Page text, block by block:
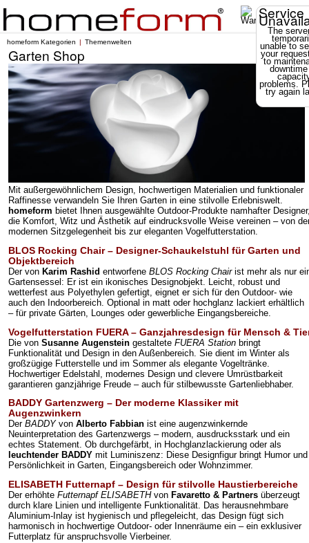
Service
The
unable to
your
to
problems.
try again
homeform Kategorien Themenwelten
Garten Shop
Mit außergewöhnlichem Design, hochwertigen Materialien und funktionaler
Raffinesse verwandeln Sie Ihren Garten in eine stilvolle Erlebniswelt.
homeform bietet Ihnen ausgewählte Outdoor-Produkte namhafter
die Komfort, Witz und Ästhetik auf eindrucksvolle Weise vereinen – von
modernen Sitzgelegenheit bis zur eleganten Vogelfutterstation.
BLOS Rocking Chair – Designer-Schaukelstuhl für Garten und
Objektbereich
Der von Karim Rashid entworfene BLOS Rocking Chairist mehr als nur
Gartensessel: Er ist ein ikonisches Designobjekt. Leicht, robust und
wetterfest aus Polyethylen gefertigt, eignet er sich für den Outdoor- wie
auch den Indoorbereich. Optional in matt oder hochglanz lackiert erhältlich
– für private Gärten, Lounges oder gewerbliche Eingangsbereiche.
Vogelfutterstation FUERA – Ganzjahresdesign für Mensch &
Die von Susanne Augenstein gestaltete FUERA Station bringt
Funktionalität und Design in den Außenbereich. Sie dient im Winter als
großzügige Futterstelle und im Sommer als elegante Vogeltränke.
Hochwertiger Edelstahl, modernes Design und clevere Umrüstbarkeit
garantieren ganzjährige Freude – auch für stilbewusste Gartenliebhaber.
BADDY Gartenzwerg – Der moderne Klassiker mit
Augenzwinkern
Der BADDYvon Alberto Fabbian ist eine augenzwinkernde
Neuinterpretation des Gartenzwergs – modern, ausdrucksstark und ein
echtes Statement. Ob durchgefärbt, in Hochglanzlackierung oder als
leuchtender BADDY mit Luminiszenz: Diese Designfigur bringt Humor und
Persönlichkeit in Garten, Eingangsbereich oder Wohnzimmer.
ELISABETH Futternapf – Design für stilvolle Haustierbereiche
Der erhöhte Futternapf ELISABETHvon Favaretto & Partners überzeugt
durch klare Linien und intelligente Funktionalität. Das herausnehmbare
Aluminium-Inlay ist hygienisch und pflegeleicht, das Design fügt sich
harmonisch in hochwertige Outdoor- oder Innenräume ein – ein exklusiver
Futterplatz für anspruchsvolle Vierbeiner.